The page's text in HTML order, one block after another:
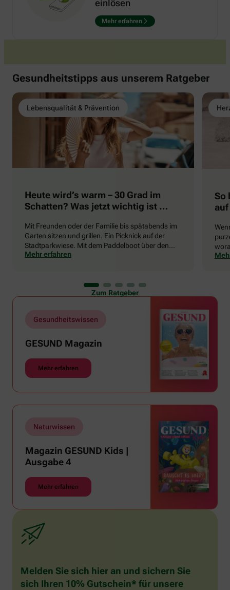
einlösen
Mehr erfahren
Gesundheitstipps aus unserem Ratgeber
Lebensqualität & Prävention
Heute wird’s warm – 30 Grad im
Schatten? Was jetzt wichtig ist …
Mit Freunden oder der Familie bis spätabends im
Garten sitzen und grillen. Ein Picknick auf der
Stadtparkwiese. Mit dem Paddelboot über den
See gleiten oder eine Radtour durch die blühende
er uns auch ganz schön zu schaffen. Wenn die
Temperaturen tagsüber auf mehr als 30 Grad
erfrischenden Regenschauer und Abkühlung.
Mehr erfahren
So
die
Zum Ratgeber
Gesundheitswissen
GESUND Magazin
Mehr erfahren
Naturwissen
Magazin GESUND Kids |
Ausgabe 4
Mehr erfahren
Melden Sie sich hier an und sichern Sie
sich Ihren 10% Gutschein* für unsere